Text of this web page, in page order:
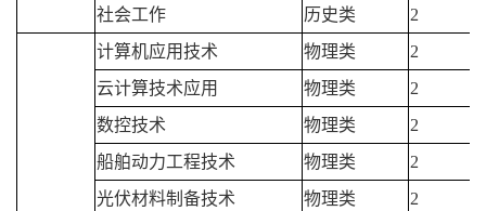
社会工作
历史类 2
计算机应用技术 物理类
2
云计算技术应用
物理类
2
数控技术
物理类
2
船舶动力工程技术
物理类
2
光伏材料制备技术
物理类
2